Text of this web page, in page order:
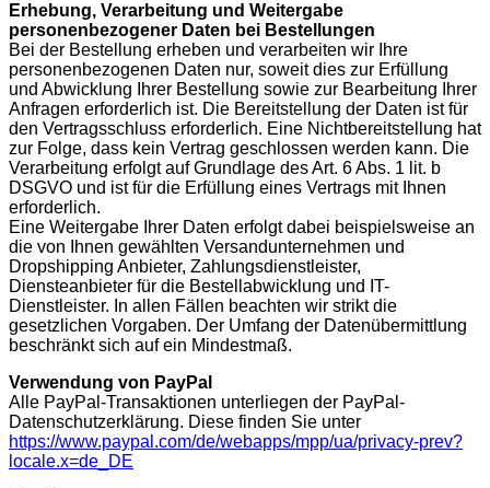
Erhebung, Verarbeitung und Weitergabe
personenbezogener Daten bei Bestellungen
Bei der Bestellung erheben und verarbeiten wir Ihre
personenbezogenen Daten nur, soweit dies zur Erfüllung
und Abwicklung Ihrer Bestellung sowie zur Bearbeitung Ihrer
Anfragen erforderlich ist. Die Bereitstellung der Daten ist für
den Vertragsschluss erforderlich. Eine Nichtbereitstellung hat
zur Folge, dass kein Vertrag geschlossen werden kann. Die
Verarbeitung erfolgt auf Grundlage des Art. 6 Abs. 1 lit. b
DSGVO und ist für die Erfüllung eines Vertrags mit Ihnen
erforderlich.
Eine Weitergabe Ihrer Daten erfolgt dabei beispielsweise an
die von Ihnen gewählten Versandunternehmen und
Dropshipping Anbieter, Zahlungsdienstleister,
Diensteanbieter für die Bestellabwicklung und IT-
Dienstleister. In allen Fällen beachten wir strikt die
gesetzlichen Vorgaben. Der Umfang der Datenübermittlung
beschränkt sich auf ein Mindestmaß.
Verwendung von PayPal
Alle PayPal-Transaktionen unterliegen der PayPal-
Datenschutzerklärung. Diese finden Sie unter
https://www.paypal.com/de/webapps/mpp/ua/privacy-prev?
locale.x=de_DE